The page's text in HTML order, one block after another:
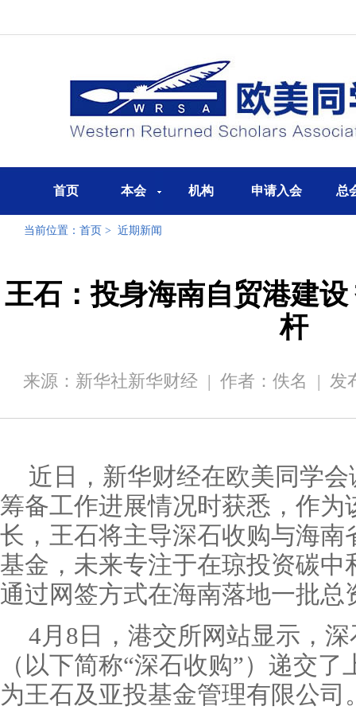
首页 本会 机构 申请入会 总
当前位置： 首页 > 近期新闻
王石：投身海南自贸港建
杆
来源：新华社新华财经 | 作者：佚名 | 发
近日，新华财经在欧美同学
筹备工作进展情况时获悉，作为
长，王石将主导深石收购与海南
基金，未来专注于在琼投资碳中
通过网签方式在海南落地一批总
4月8日，港交所网站显示，
（以下简称“深石收购”）递交
为王石及亚投基金管理有限公司